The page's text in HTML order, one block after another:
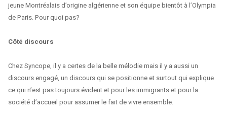
jeune Montréalais d’origine algérienne et son équipe bientôt à l’Olympia
de Paris. Pour quoi pas?
Côté discours
Chez Syncope, il y a certes de la belle mélodie mais il y a aussi un
discours engagé, un discours qui se positionne et surtout qui explique
ce qui n’est pas toujours évident et pour les immigrants et pour la
société d’accueil pour assumer le fait de vivre ensemble.